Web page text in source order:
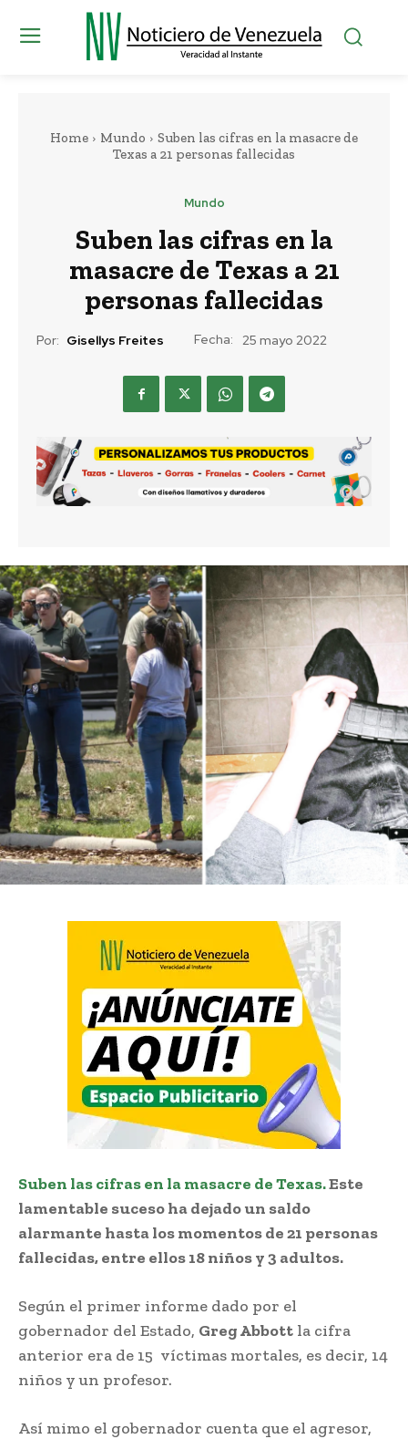
Home Mundo
Suben las cifras en la masacre de
Texas a 21 personas fallecidas
Mundo
Suben las cifras en la
masacre de Texas a 21
personas fallecidas
Por: Gisellys Freites Fecha: 25 mayo 2022
Suben las cifras en la masacre de Texas.Este
lamentable suceso ha dejado un saldo
alarmante hasta los momentos de 21 personas
fallecidas, entre ellos 18 niños y 3 adultos.
Según el primer informe dado por el
gobernador del Estado, Greg Abbott la cifra
anterior era de 15 víctimas mortales, es decir, 14
niños y un profesor.
Así mimo el gobernador cuenta que el agresor,